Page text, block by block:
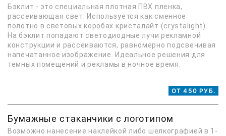
Бэклит - это специальная плотная ПВХ пленка,
рассеивающая свет. Используется как сменное
полотно в световых коробах кристалайт (сrystalight).
На бэклит попадают светодиодные лучи рекламной
конструкции и рассеиваются, равномерно подсвечивая
напечатанное изображение. Идеальное решения для
темных помещений и рекламы в ночное время.
ОТ 450 РУБ.
Бумажные стаканчики с логотипом
Возможно нанесение наклейкой либо шелкографией в 1-